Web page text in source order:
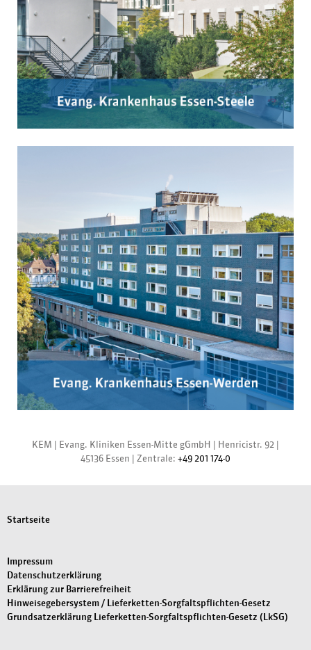
KEM | Evang. Kliniken Essen-Mitte gGmbH | Henricistr. 92 |
45136 Essen | Zentrale: +49 201 174-0
Startseite
Impressum
Datenschutzerklärung
Erklärung zur Barrierefreiheit
Hinweisegebersystem / Lieferketten-Sorgfaltspflichten-Gesetz
Grundsatzerklärung Lieferketten-Sorgfaltspflichten-Gesetz (LkSG)